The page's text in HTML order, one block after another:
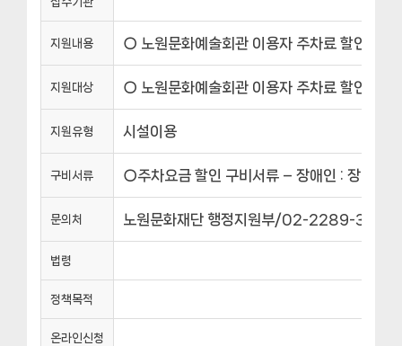
지원내용 ○ 노원문화예술회관 이용자 주차료 할인 및
지원대상 ○ 노원문화예술회관 이용자 주차료 할인 및
지원유형 시설이용
구비서류 ○주차요금 할인 구비서류 – 장애인 : 장애인
문의처 노원문화재단 행정지원부/02-2289-3417
법령
정책목적
온라인신청